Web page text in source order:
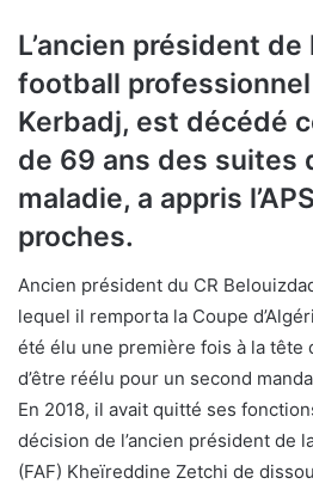
L’ancien président de
football
Kerbadj, est décédé
de 69 ans des suites
maladie, a appris
proches.
Ancien président du CR
lequel il remporta la Coupe
été élu une première fois à la tête
d’être réélu pour un second
En 2018, il avait quitté ses
décision de l’ancien président de
(FAF) Kheïreddine Zetchi de